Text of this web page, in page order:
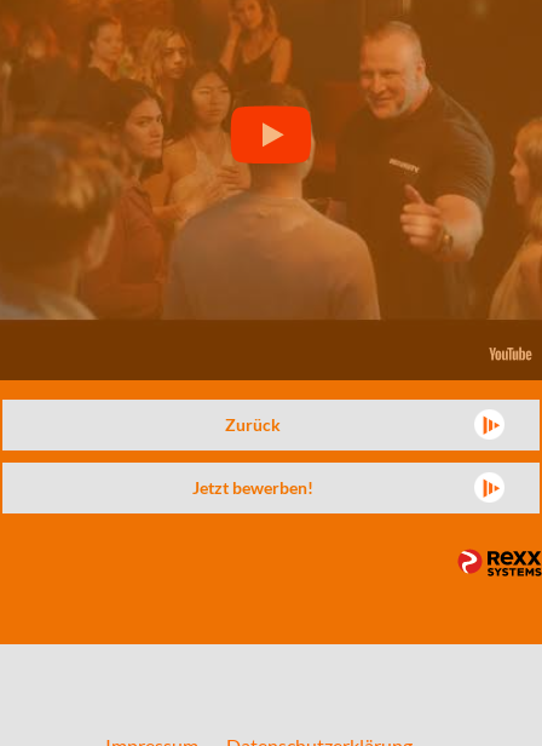
Zurück
Jetzt bewerben!